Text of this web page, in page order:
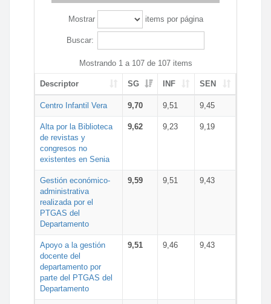
Mostrar items por página
Buscar:
Mostrando 1 a 107 de 107 items
Descriptor SG INF SEN
Centro Infantil Vera 9,70 9,51 9,45
Alta por la Biblioteca
de revistas y
congresos no
existentes en Senia
9,62 9,23 9,19
Gestión económico-
administrativa
realizada por el
PTGAS del
Departamento
9,59 9,51 9,43
Apoyo a la gestión
docente del
departamento por
parte del PTGAS del
Departamento
9,51 9,46 9,43